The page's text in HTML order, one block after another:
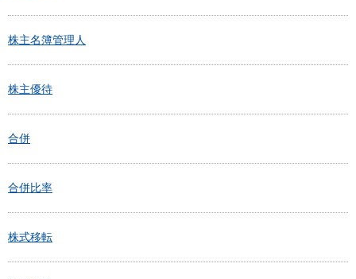
株主名簿管理人
株主優待
合併
合併比率
株式移転